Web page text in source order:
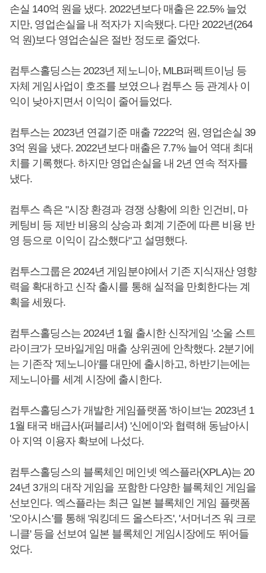
손실 140억 원을 냈다. 2022년보다 매출은 22.5% 늘었
지만, 영업손실을 내 적자가 지속됐다. 다만 2022년(264
억 원)보다 영업손실은 절반 정도로 줄었다.
컴투스홀딩스는 2023년 제노니아, MLB퍼펙트이닝 등
자체 게임사업이 호조를 보였으나 컴투스 등 관계사 이
익이 낮아지면서 이익이 줄어들었다.
컴투스는 2023년 연결기준 매출 7222억 원, 영업손실 39
3억 원을 냈다. 2022년보다 매출은 7.7% 늘어 역대 최대
치를 기록했다. 하지만 영업손실을 내 2년 연속 적자를
냈다.
컴투스 측은 "시장 환경과 경쟁 상황에 의한 인건비, 마
케팅비 등 제반 비용의 상승과 회계 기준에 따른 비용 반
영 등으로 이익이 감소했다"고 설명했다.
컴투스그룹은 2024년 게임분야에서 기존 지식재산 영향
력을 확대하고 신작 출시를 통해 실적을 만회한다는 계
획을 세웠다.
컴투스홀딩스는 2024년 1월 출시한 신작게임 '소울 스트
라이크'가 모바일게임 매출 상위권에 안착했다. 2분기에
는 기존작 '제노니아'를 대만에 출시하고, 하반기는에는
제노니아를 세계 시장에 출시한다.
컴투스홀딩스가 개발한 게임플랫폼 '하이브'는 2023년 1
1월 태국 배급사(퍼블리셔) '신에이'와 협력해 동남아시
아 지역 이용자 확보에 나섰다.
컴투스홀딩스의 블록체인 메인넷 엑스플라(XPLA)는 20
24년 3개의 대작 게임을 포함한 다양한 블록체인 게임을
선보인다. 엑스플라는 최근 일본 블록체인 게임 플랫폼
'오아시스'를 통해 '워킹데드 올스타즈', '서머너즈 워 크로
니클' 등을 선보여 일본 블록체인 게임시장에도 뛰어들
었다.